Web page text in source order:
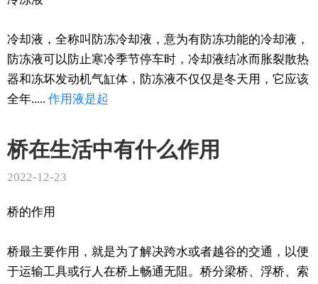
冷却液，全称叫防冻冷却液，意为有防冻功能的冷却液，
防冻液可以防止寒冷季节停车时，冷却液结冰而胀裂散热
器和冻坏发动机气缸体，防冻液不仅仅是冬天用，它应该
全年..... 作用液是起
桥在生活中有什么作用
2022-12-23
桥的作用
桥最主要作用，就是为了解决跨水或者越谷的交通，以便
于运输工具或行人在桥上畅通无阻。桥分梁桥、浮桥、索